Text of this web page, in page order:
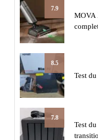
7.9
MOVA
8.5
Test
7.8
Test